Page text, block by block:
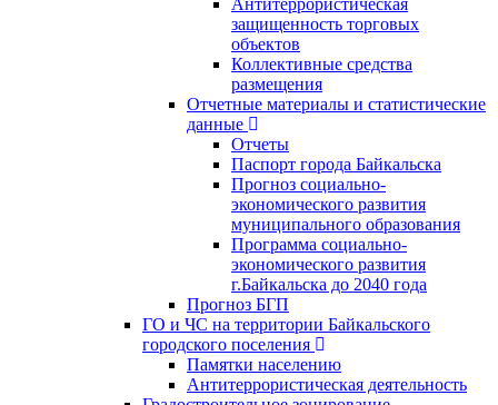
защищенность торговых
объектов
Коллективные средства
размещения
Отчетные материалы и статистические
данные
Отчеты
Паспорт города Байкальска
Прогноз социально-
экономического развития
муниципального образования
Программа социально-
экономического развития
г.Байкальска до 2040 года
Прогноз БГП
ГО и ЧС на территории Байкальского
городского поселения
Памятки населению
Антитеррористическая деятельность